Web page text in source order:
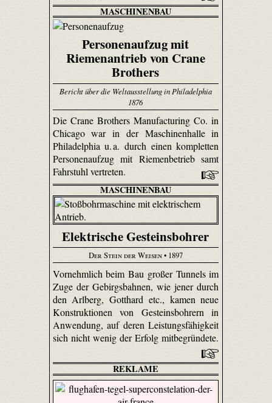
MASCHINENBAU
Personenaufzug mit
Riemenantrieb von Crane
Brothers
Bericht über die Weltausstellung in Philadelphia
1876
Die Crane Brothers Manu­factu­ring Co. in
Chicago war in der Maschinenhalle in
Philadelphia u. a. durch einen kompletten
Personenaufzug mit Riemenbetrieb samt
Fahrstuhl vertreten.
MASCHINENBAU
Elektrische Gesteinsbohrer
Der Stein der Weisen• 1897
Vornehmlich beim Bau großer Tunnels im
Zuge der Gebirgsbahnen, wie jener durch
den Arlberg, Gotthard etc., kamen neue
Konstruktionen von Gesteinsbohrern in
Anwendung, auf deren Leistungsfähigkeit
sich nicht wenig der Erfolg mitbegründete.
REKLAME